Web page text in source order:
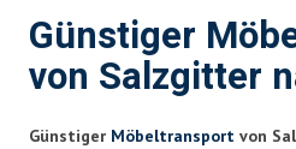
Günstiger
von Salzgitter
Günstiger Möbeltransport von